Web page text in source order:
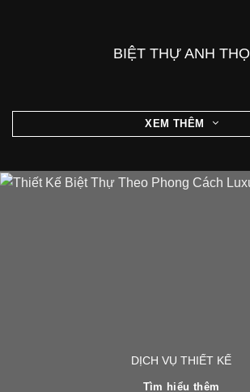
BIỆT THỰ ANH THỌ
XEM THÊM
DỊCH VỤ THIẾT KẾ
Tìm hiểu thêm